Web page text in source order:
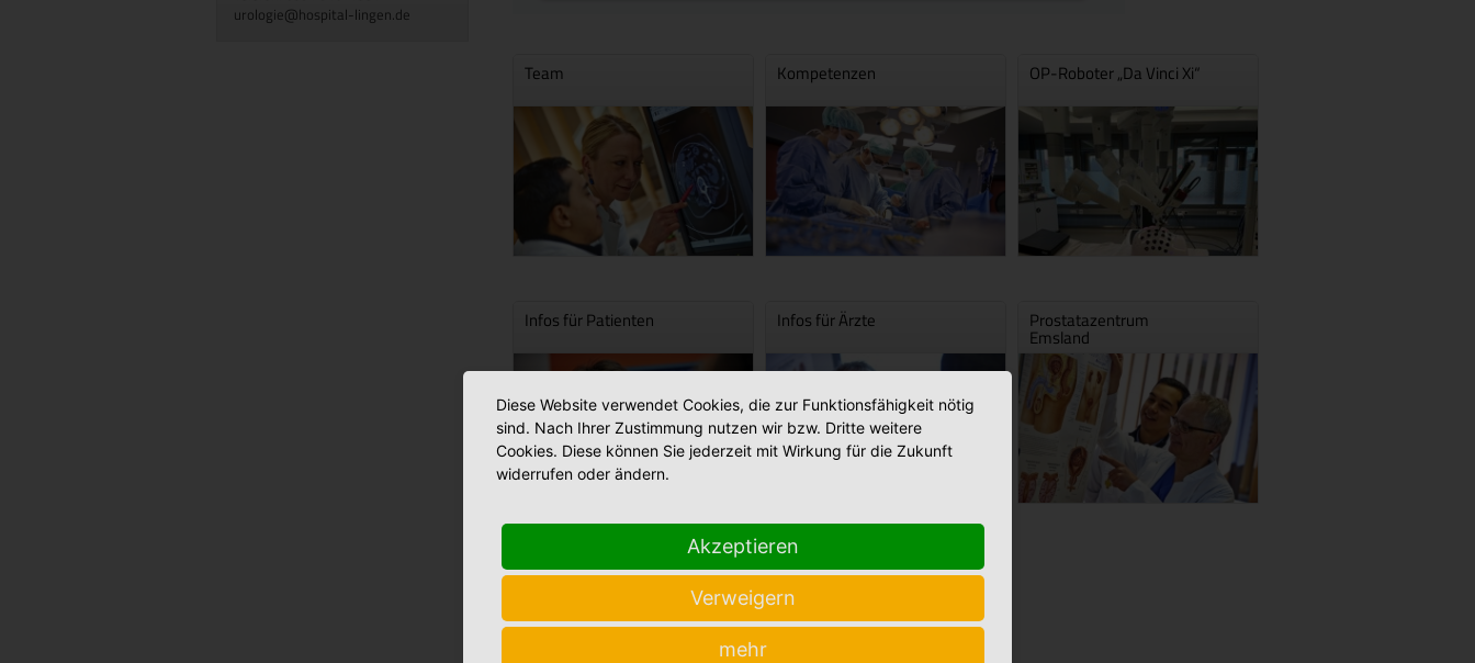
urologie@hospital-lingen.de
Team Kompetenzen OP-Roboter „Da Vinci Xi“
Infos für Patienten Infos für Ärzte Prostatazentrum
Emsland
Aktuelles Prostata Selbsthilfegruppe
Diese Website verwendet Cookies, die zur Funktionsfähigkeit nötig
sind. Nach Ihrer Zustimmung nutzen wir bzw. Dritte weitere
Cookies. Diese können Sie jederzeit mit Wirkung für die Zukunft
widerrufen oder ändern.
Akzeptieren
Verweigern
mehr